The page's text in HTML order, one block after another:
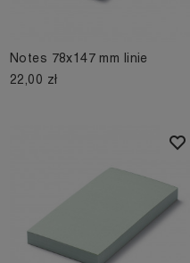
Notes 78x147 mm linie
22,00 zł